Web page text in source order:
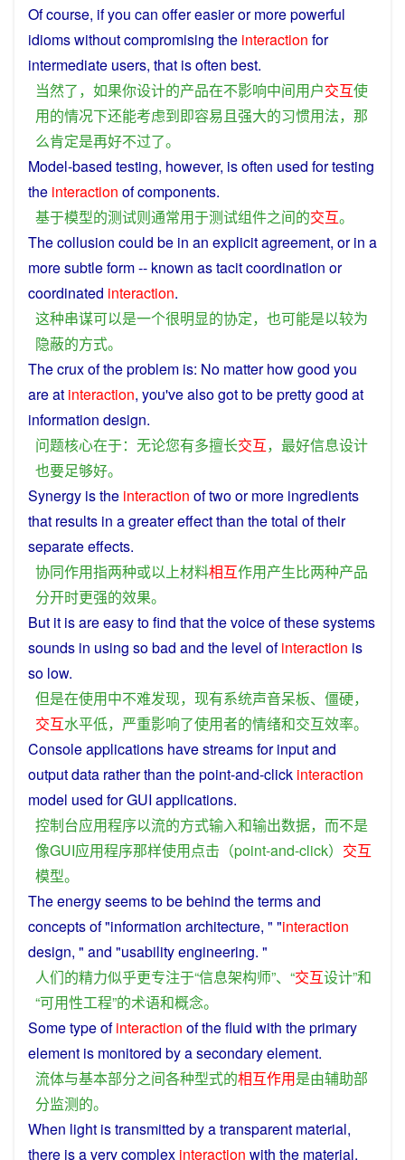
Ofcourse, ifyou can offereasieror morepowerful
idiomswithoutcompromising the interaction for
intermediate users, that isoften best.
当然了， 如果你设计的产品在不影响中间用户交互使
用的情况下还能考虑到即容易且强大的习惯用法， 那
么肯定是再好不过了。
Model-based testing, however, isoften used fortesting
the interaction ofcomponents.
基于模型的测试则通常用于测试组件之间的交互。
Thecollusion could be in an explicitagreement, orin a
moresubtleform-- known as tacit coordination or
coordinated interaction.
这种串谋可以是一个很明显的协定， 也可能是以较为
隐蔽的方式。
Thecruxof theproblem is: No matter howgood you
areat interaction, you'vealsogottobe pretty good at
information design.
问题核心在于： 无论您有多擅长交互， 最好信息设计
也要足够好。
Synergy is the interaction oftwoor more ingredients
that results in a greatereffectthan the total of their
separateeffects.
协同作用指两种或以上材料相互作用产生比两种产品
分开时更强的效果。
But it is areeasytofind that thevoiceofthesesystems
sounds in using sobad and the level ofinteraction is
so low.
但是在使用中不难发现， 现有系统声音呆板、 僵硬，
交互水平低， 严重影响了使用者的情绪和交互效率。
Consoleapplications havestreamsforinputand
outputdata ratherthan the point-and-click interaction
model used forGUI applications.
控制台应用程序以流的方式输入和输出数据， 而不是
像GUI应用程序那样使用点击 （point-and-click） 交互
模型。
Theenergyseemsto be behind thetermsand
conceptsof "information architecture, " "interaction
design, " and "usabilityengineering. "
人们的精力似乎更专注于“信息架构师”、“交互设计”和
“可用性工程”的术语和概念。
Sometypeof interaction of thefluid with theprimary
element is monitored byasecondaryelement.
流体与基本部分之间各种型式的相互作用是由辅助部
分监测的。
When light istransmitted by atransparent material,
there is averycomplex interaction with the material.